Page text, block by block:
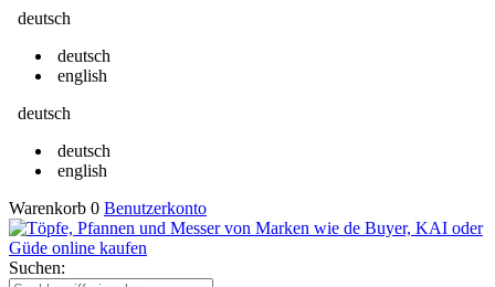
deutsch
deutsch
english
deutsch
deutsch
english
Warenkorb 0 Benutzerkonto
Suchen: